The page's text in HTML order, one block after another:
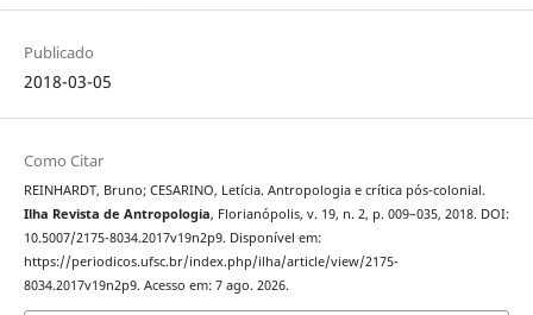
Publicado
2018-03-05
Como Citar
REINHARDT, Bruno; CESARINO, Letícia. Antropologia e crítica pós-colonial.
Ilha Revista de Antropologia, Florianópolis, v. 19, n. 2, p. 009–035, 2018. DOI:
10.5007/2175-8034.2017v19n2p9. Disponível em:
https://periodicos.ufsc.br/index.php/ilha/article/view/2175-
8034.2017v19n2p9. Acesso em: 7 ago. 2026.